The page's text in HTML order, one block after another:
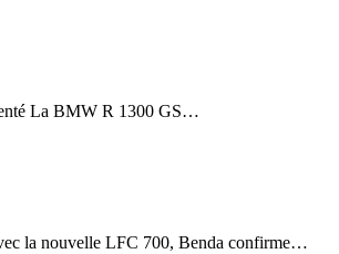
La BMW R 1300 GS…
la nouvelle LFC 700, Benda confirme…